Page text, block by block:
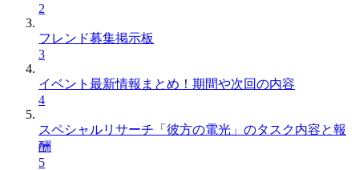
2
フレンド募集掲示板
3
イベント最新情報まとめ！期間や次回の内容
4
スペシャルリサーチ「彼方の電光」のタスク内容と報
酬
5